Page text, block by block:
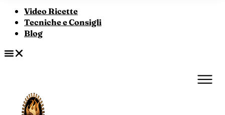
Video Ricette
Tecniche e Consigli
Blog